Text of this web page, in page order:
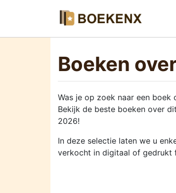
Boeken
Was je op zoek naar een boek
Bekijk de beste boeken over
2026!
In deze selectie laten we u
verkocht in digitaal of gedrukt